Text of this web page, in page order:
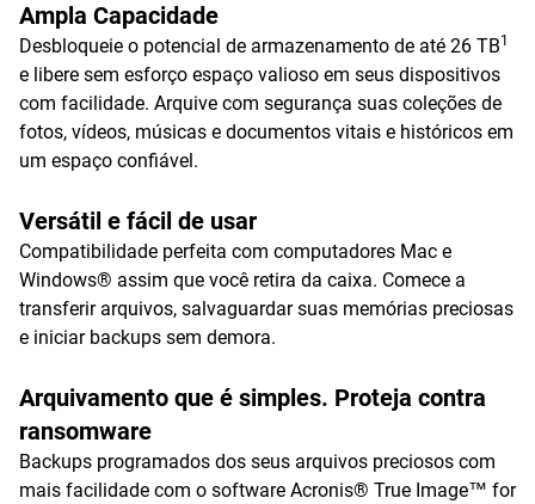
Ampla Capacidade
Desbloqueie o potencial de armazenamento de até 26 TB1
e libere sem esforço espaço valioso em seus dispositivos
com facilidade. Arquive com segurança suas coleções de
fotos, vídeos, músicas e documentos vitais e históricos em
um espaço confiável.
Versátil e fácil de usar
Compatibilidade perfeita com computadores Mac e
Windows® assim que você retira da caixa. Comece a
transferir arquivos, salvaguardar suas memórias preciosas
e iniciar backups sem demora.
Arquivamento que é simples. Proteja contra
ransomware
Backups programados dos seus arquivos preciosos com
mais facilidade com o software Acronis® True Image™ for